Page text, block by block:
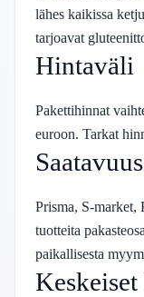
lähes kaikissa
tarjoavat
Hintaväli
Pakettihinnat
euroon. Tarkat
Saatavuus
Prisma, S-
tuotteita
paikallisesta